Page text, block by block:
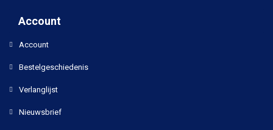
Account
Account
Bestelgeschiedenis
Verlanglijst
Nieuwsbrief